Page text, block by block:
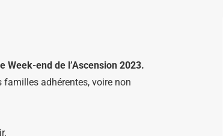
Week-end de l’Ascension 2023.
adhérentes, voire non